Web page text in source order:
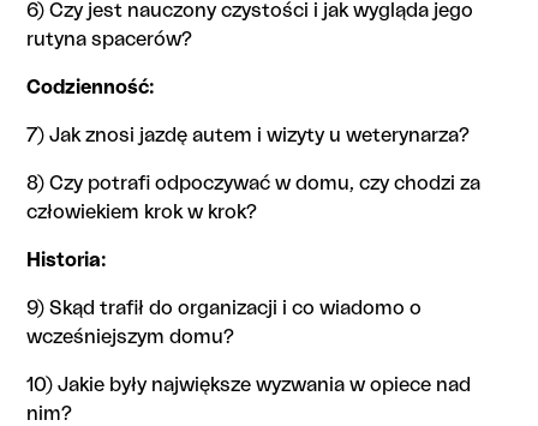
6) Czy jest nauczony czystości i jak wygląda jego
rutyna spacerów?
Codzienność:
7) Jak znosi jazdę autem i wizyty u weterynarza?
8) Czy potrafi odpoczywać w domu, czy chodzi za
człowiekiem krok w krok?
Historia:
9) Skąd trafił do organizacji i co wiadomo o
wcześniejszym domu?
10) Jakie były największe wyzwania w opiece nad
nim?